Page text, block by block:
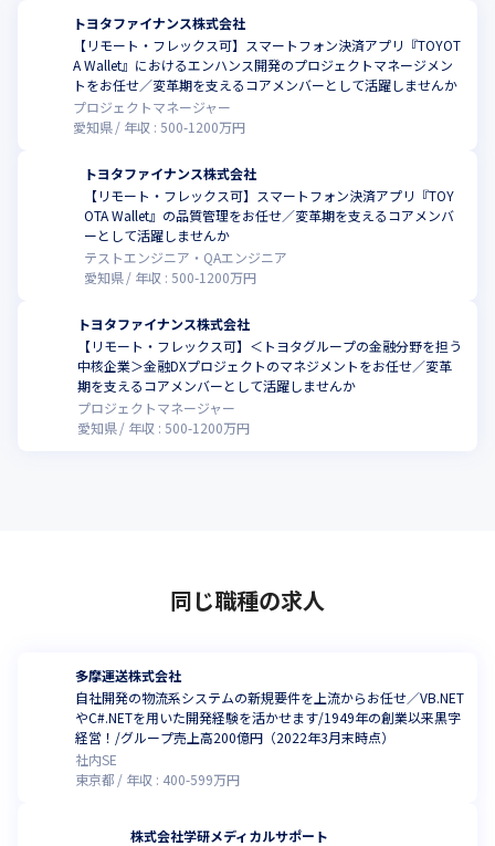
トヨタファイナンス株式会社
【リモート・フレックス可】スマートフォン決済アプリ『TOYOT
A Wallet』におけるエンハンス開発のプロジェクトマネージメン
トをお任せ／変革期を支えるコアメンバーとして活躍しませんか
プロジェクトマネージャー
愛知県
年収 : 500-1200万円
トヨタファイナンス株式会社
【リモート・フレックス可】スマートフォン決済アプリ『TOY
OTA Wallet』の品質管理をお任せ／変革期を支えるコアメンバ
ーとして活躍しませんか
テストエンジニア・QAエンジニア
愛知県
年収 : 500-1200万円
トヨタファイナンス株式会社
【リモート・フレックス可】＜トヨタグループの金融分野を担う
中核企業＞金融DXプロジェクトのマネジメントをお任せ／変革
期を支えるコアメンバーとして活躍しませんか
プロジェクトマネージャー
愛知県
年収 : 500-1200万円
同じ職種の求人
多摩運送株式会社
自社開発の物流系システムの新規要件を上流からお任せ／VB.NET
やC#.NETを用いた開発経験を活かせます/1949年の創業以来黒字
経営！/グループ売上高200億円（2022年3月末時点）
社内SE
東京都
年収 : 400-599万円
株式会社学研メディカルサポート